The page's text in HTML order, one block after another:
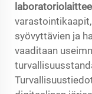
syövyttävien ja
vaaditaan